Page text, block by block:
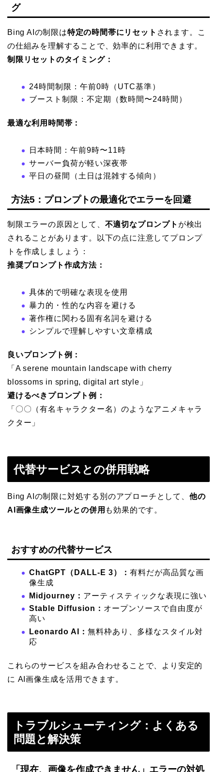
グ
Bing AIの制限は特定の時間帯にリセット されます。こ
の仕組みを理解することで、効率的に利用できます。
制限リセットのタイミング：
24時間制限：午前0時（UTC基準）
ブースト制限：不定期（数時間〜24時間）
最適な利用時間帯：
日本時間：午前9時〜11時
サーバー負荷が軽い深夜帯
平日の昼間（土日は混雑する傾向）
方法5：プロンプトの最適化でエラーを回避
制限エラーの原因として、 不適切なプロンプト が検出
されることがあります。以下の点に注意してプロンプ
トを作成しましょう：
推奨プロンプト作成方法：
具体的で明確な表現を使用
暴力的・性的な内容を避ける
著作権に関わる固有名詞を避ける
シンプルで理解しやすい文章構成
良いプロンプト例：
「A serene mountain landscape with cherry
blossoms in spring, digital art style」
避けるべきプロンプト例：
「〇〇（有名キャラクター名）のようなアニメキャラ
クター」
代替サービスとの併用戦略
Bing AIの制限に対処する別のアプローチとして、 他の
AI画像生成ツールとの併用 も効果的です。
おすすめの代替サービス
ChatGPT（DALL-E 3）： 有料だが高品質な画
像生成
Midjourney： アーティスティックな表現に強い
Stable Diffusion： オープンソースで自由度が
高い
Leonardo AI： 無料枠あり、多様なスタイル対
応
これらのサービスを組み合わせることで、より安定的
に AI画像生成を活用できます。
トラブルシューティング：よくある
問題と解決策
「現在、画像を作成できません」エラーの対処